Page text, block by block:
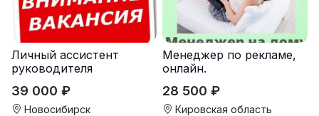
Личный ассистент
руководителя
39 000 ₽
Новосибирск
Менеджер по рекламе,
онлайн.
28 500 ₽
Кировская область